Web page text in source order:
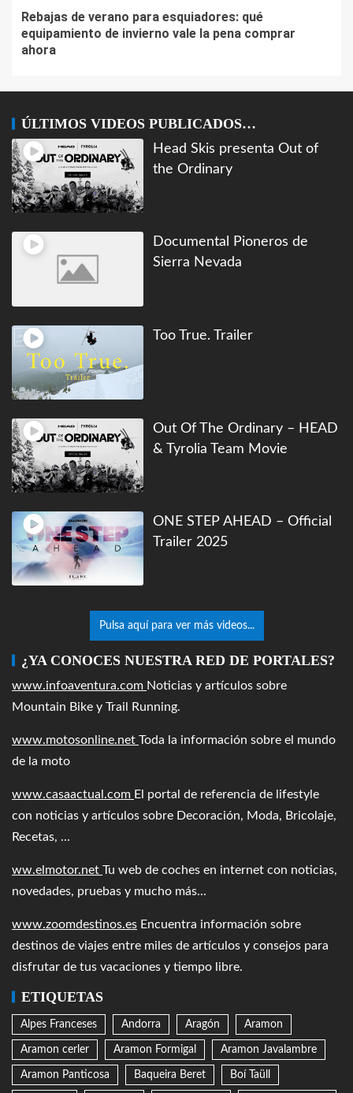
Rebajas de verano para esquiadores: qué
equipamiento de invierno vale la pena comprar
ahora
ÚLTIMOS VIDEOS PUBLICADOS…
Head Skis presenta Out of
the Ordinary
Documental Pioneros de
Sierra Nevada
Too True. Trailer
Out Of The Ordinary – HEAD
& Tyrolia Team Movie
ONE STEP AHEAD – Official
Trailer 2025
Pulsa aquí para ver más videos...
¿YA CONOCES NUESTRA RED DE PORTALES?
www.infoaventura.com Noticias y artículos sobre
Mountain Bike y Trail Running.
www.motosonline.net Toda la información sobre el mundo
de la moto
www.casaactual.com El portal de referencia de lifestyle
con noticias y artículos sobre Decoración, Moda, Bricolaje,
Recetas, ...
ww.elmotor.net Tu web de coches en internet con noticias,
novedades, pruebas y mucho más...
www.zoomdestinos.es Encuentra información sobre
destinos de viajes entre miles de artículos y consejos para
disfrutar de tus vacaciones y tiempo libre.
ETIQUETAS
Alpes Franceses Andorra Aragón Aramon
Aramon cerler Aramon Formigal Aramon Javalambre
Aramon Panticosa Baqueira Beret Boí Taüll